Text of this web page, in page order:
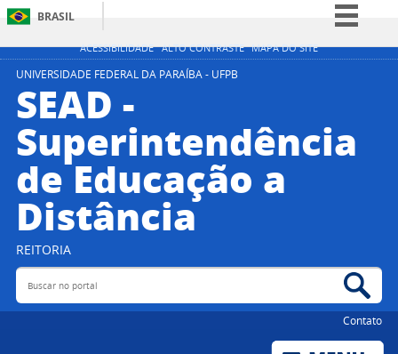
ACESSIBILIDADE ALTO CONTRASTE MAPA DO SITE
BRASIL
Simplifique!
Acesso à informação
Legislação
Canais
UNIVERSIDADE FEDERAL DA PARAÍBA - UFPB
SEAD -
Superintendência
de Educação a
Distância
REITORIA
Buscar no portal
Contato